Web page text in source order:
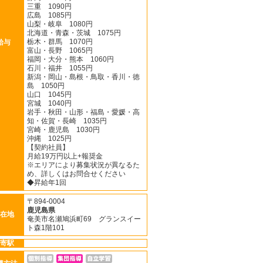
与
三重 1090円
広島 1085円
山梨・岐阜 1080円
北海道・青森・茨城 1075円
栃木・群馬 1070円
富山・長野 1065円
福岡・大分・熊本 1060円
石川・福井 1055円
新潟・岡山・島根・鳥取・香川・徳
島 1050円
山口 1045円
宮城 1040円
岩手・秋田・山形・福島・愛媛・高
知・佐賀・長崎 1035円
宮崎・鹿児島 1030円
沖縄 1025円
【契約社員】
月給19万円以上+報奨金
※エリアにより募集状況が異なるた
め、詳しくはお問合せください
◆昇給年1回
地
〒894-0004
鹿児島県
奄美市名瀬鳩浜町69 グランスイー
ト森1階101
駅